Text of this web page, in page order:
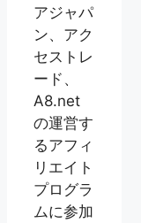
アジャパ
ン、アク
セストレ
ード、
A8.net
の運営す
るアフィ
リエイト
プログラ
ムに参加